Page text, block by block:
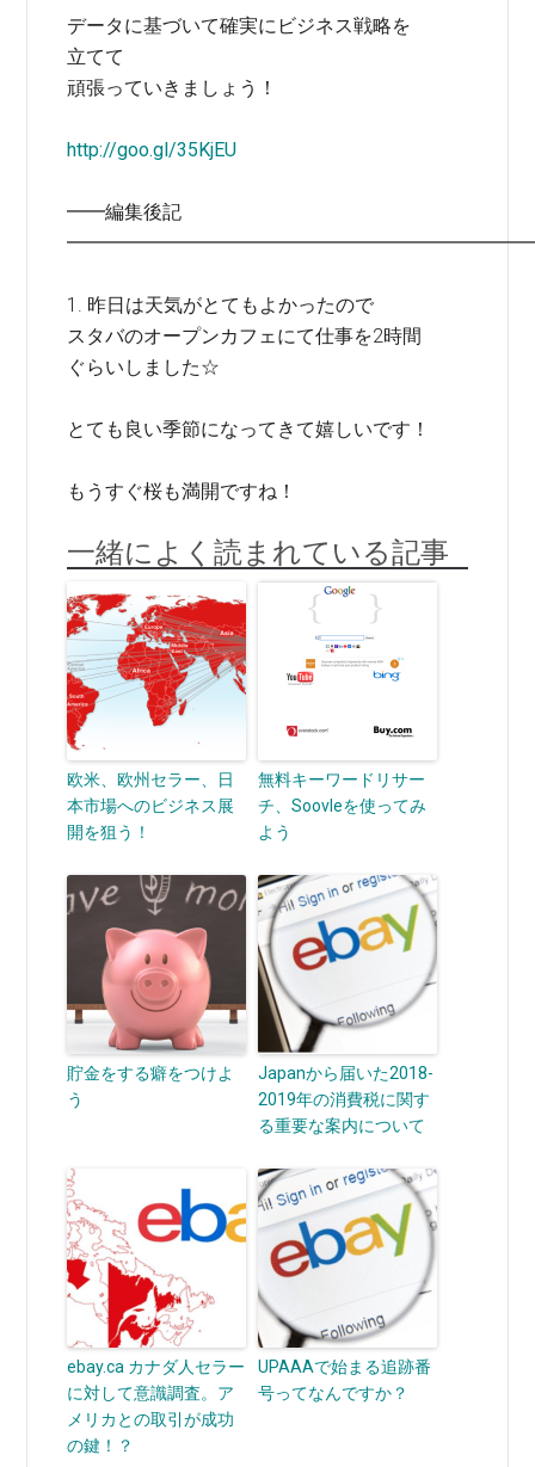
データに基づいて確実にビジネス戦略を
立てて
頑張っていきましょう！
http://goo.gl/35KjEU
━━編集後記
1. 昨日は天気がとてもよかったので
スタバのオープンカフェにて仕事を2時間
ぐらいしました☆
とても良い季節になってきて嬉しいです！
もうすぐ桜も満開ですね！
一緒によく読まれている記事
欧米、欧州セラー、日
本市場へのビジネス展
開を狙う！
無料キーワードリサー
チ、Soovleを使ってみ
よう
貯金をする癖をつけよ
う
Japanから届いた2018-
2019年の消費税に関す
る重要な案内について
ebay.ca カナダ人セラー
に対して意識調査。ア
メリカとの取引が成功
の鍵！？
UPAAAで始まる追跡番
号ってなんですか？